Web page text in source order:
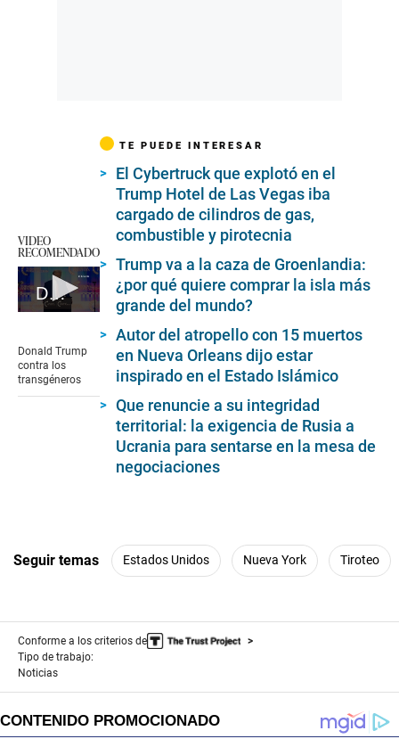
VIDEO
RECOMENDADO
Donald Trump: promesas para el 2025
of
2
minutes,
Donald Trump
contra los
transgéneros
TE PUEDE INTERESAR
El Cybertruck que explotó en el
Trump Hotel de Las Vegas iba
cargado de cilindros de gas,
combustible y pirotecnia
Trump va a la caza de Groenlandia:
¿por qué quiere comprar la isla más
grande del mundo?
Autor del atropello con 15 muertos
en Nueva Orleans dijo estar
inspirado en el Estado Islámico
Que renuncie a su integridad
territorial: la exigencia de Rusia a
Ucrania para sentarse en la mesa de
negociaciones
Seguir temas Estados Unidos Nueva York Tiroteo
Conforme a los criterios de
Tipo de trabajo:
Noticias